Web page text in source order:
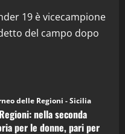
19 è vicecampione
del campo dopo
delle Regioni - Sicilia
nella seconda
per le donne, pari per